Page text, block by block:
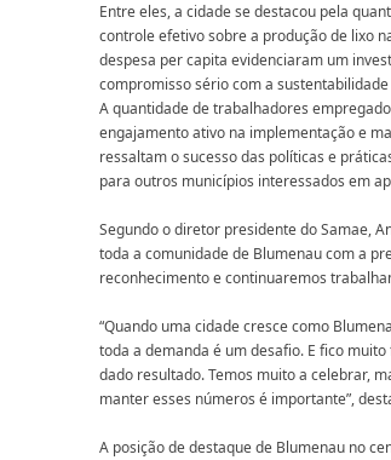
Entre eles, a cidade se destacou pela
controle efetivo sobre a produção de lixo
despesa per capita evidenciaram um
compromisso sério com a
A quantidade de trabalhadores
engajamento ativo na implementação e
ressaltam o sucesso das políticas e
para outros municípios interessados em
Segundo o diretor presidente do Samae,
toda a comunidade de Blumenau com a
reconhecimento e continuaremos
“Quando uma cidade cresce como
toda a demanda é um desafio. E fico
dado resultado. Temos muito a celebrar,
manter esses números é importante”,
A posição de destaque de Blumenau no